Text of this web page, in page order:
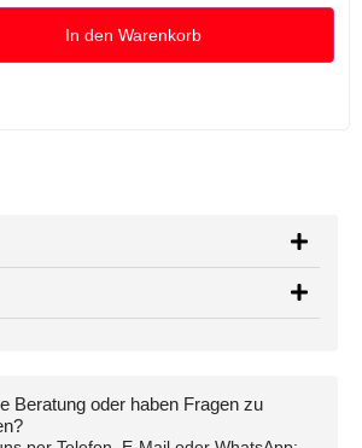
In den Warenkorb
Beratung oder haben Fragen zu